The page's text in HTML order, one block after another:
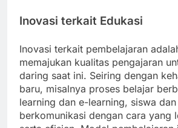
Inovasi terkait Edukasi
Inovasi terkait pembelajaran
memajukan kualitas pengajaran
daring saat ini. Seiring dengan
baru, misalnya proses belajar
learning dan e-learning, siswa
berkomunikasi dengan cara yang